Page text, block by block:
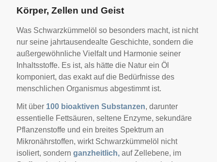
Körper, Zellen und Geist
Was Schwarzkümmelöl so besonders macht, ist nicht
nur seine jahrtausendealte Geschichte, sondern die
außergewöhnliche Vielfalt und Harmonie seiner
Inhaltsstoffe. Es ist, als hätte die Natur ein Öl
komponiert, das exakt auf die Bedürfnisse des
menschlichen Organismus abgestimmt ist.
Mit über 100 bioaktiven Substanzen, darunter
essentielle Fettsäuren, seltene Enzyme, sekundäre
Pflanzenstoffe und ein breites Spektrum an
Mikronährstoffen, wirkt Schwarzkümmelöl nicht
isoliert, sondern ganzheitlich, auf Zellebene, im